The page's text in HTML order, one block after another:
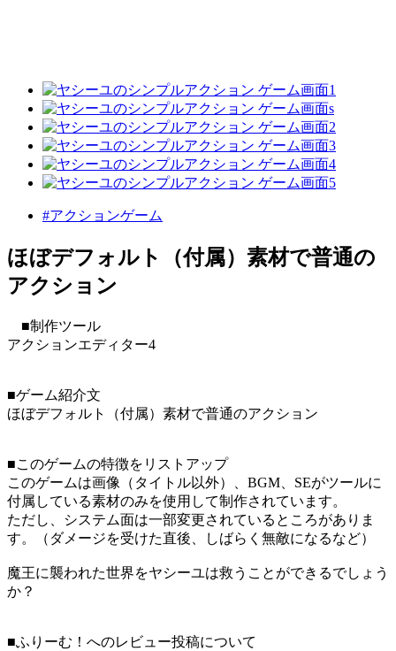
#アクションゲーム
ほぼデフォルト（付属）素材で普通の
アクション
■制作ツール
アクションエディター4
■ゲーム紹介文
ほぼデフォルト（付属）素材で普通のアクション
■このゲームの特徴をリストアップ
このゲームは画像（タイトル以外）、BGM、SEがツールに
付属している素材のみを使用して制作されています。
ただし、システム面は一部変更されているところがありま
す。（ダメージを受けた直後、しばらく無敵になるなど）
魔王に襲われた世界をヤシーユは救うことができるでしょう
か？
■ふりーむ！へのレビュー投稿について